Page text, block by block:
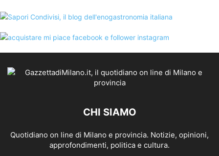
CHI SIAMO
Quotidiano on line di Milano e provincia. Notizie, opinioni,
approfondimenti, politica e cultura.